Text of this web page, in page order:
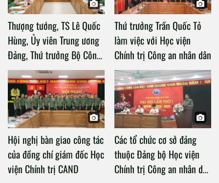
Thượng tướng, TS Lê Quốc
Hùng, Ủy viên Trung ương
Đảng, Thứ trưởng Bộ Công
an làm việc với Học viện
Chính trị Công an nhân dân
Thứ trưởng Trần Quốc Tỏ
làm việc với Học viện
Chính trị Công an nhân dân
Hội nghị bàn giao công tác
của đồng chí giám đốc Học
viện Chính trị CAND
Các tổ chức cơ sở đảng
thuộc Đảng bộ Học viện
Chính trị Công an nhân dân